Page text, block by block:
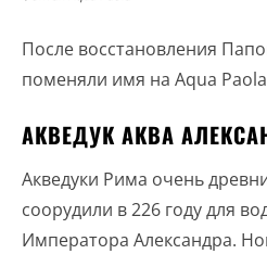
После восстановления
поменяли имя на Aqua
АКВЕДУК АКВА
Акведуки Рима очень
соорудили в 226 году для
Императора Александра.